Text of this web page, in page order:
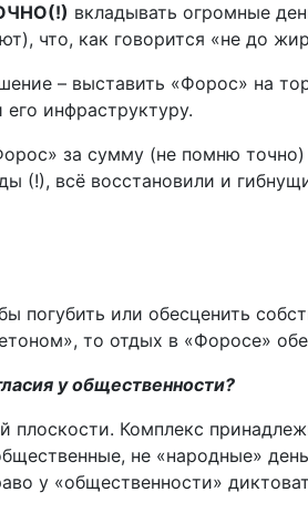
вкладывать огромные
что, как говорится «не до
– выставить «Форос» на
инфраструктуру.
за сумму (не помню
(!), всё восстановили и
или обесценить
то отдых в «Форосе»
у общественности?
Комплекс
не «народные»
у «общественности»